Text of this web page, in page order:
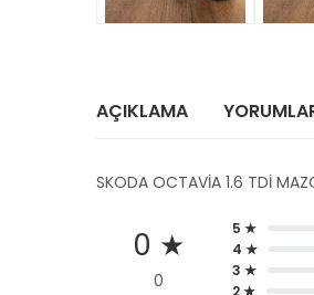
AÇIKLAMA
SKODA OCTAVİA 1.6 TDİ
0 ★
0
5 ★
4 ★
3 ★